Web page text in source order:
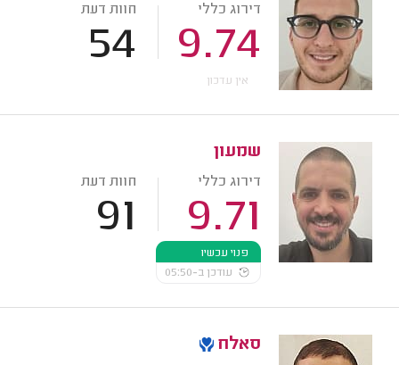
דירוג כללי
9.74
חוות דעת
54
אין עדכון
שמעון
דירוג כללי
9.71
חוות דעת
91
פנוי עכשיו
עודכן ב-05:50
סאלח